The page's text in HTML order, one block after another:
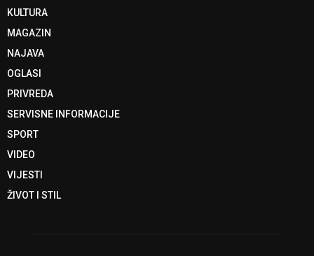
KULTURA
MAGAZIN
NAJAVA
OGLASI
PRIVREDA
SERVISNE INFORMACIJE
SPORT
VIDEO
VIJESTI
ŽIVOT I STIL